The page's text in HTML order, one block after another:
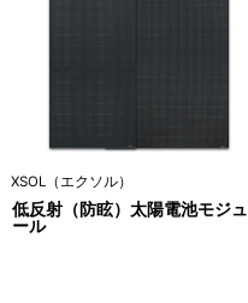
XSOL（エクソル）
低反射（防眩）太陽電池モジュ
ール